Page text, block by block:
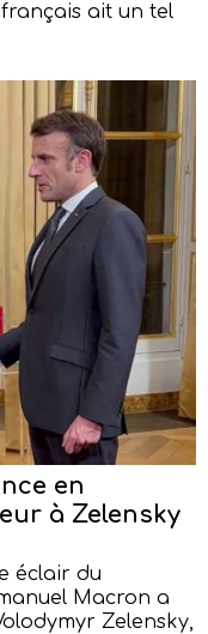
ait un tel
en
à Zelensky
éclair du
Macron a
Zelensky,